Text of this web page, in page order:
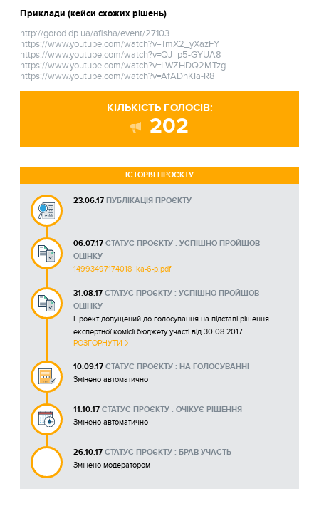
Приклади (кейси схожих рішень)
http://gorod.dp.ua/afisha/event/27103
https://www.youtube.com/watch?v=TmX2_yXazFY
https://www.youtube.com/watch?v=QJ_p5-GYUA8
https://www.youtube.com/watch?v=LWZHDQ2MTzg
https://www.youtube.com/watch?v=AfADhKIa-R8
КІЛЬКІСТЬ ГОЛОСІВ:
202
ІСТОРІЯ ПРОЄКТУ
23.06.17 ПУБЛІКАЦІЯ ПРОЄКТУ
06.07.17 СТАТУС ПРОЄКТУ : УСПІШНО ПРОЙШОВ
ОЦІНКУ
14993497174018_ka-6-p.pdf
31.08.17 СТАТУС ПРОЄКТУ : УСПІШНО ПРОЙШОВ
ОЦІНКУ
Проект допущений до голосування на підставі рішення
експертної комісії бюджету участі від 30.08.2017
РОЗГОРНУТИ
10.09.17 СТАТУС ПРОЄКТУ : НА ГОЛОСУВАННІ
Змінено автоматично
11.10.17 СТАТУС ПРОЄКТУ : ОЧІКУЄ РІШЕННЯ
Змінено автоматично
26.10.17 СТАТУС ПРОЄКТУ : БРАВ УЧАСТЬ
Змінено модератором